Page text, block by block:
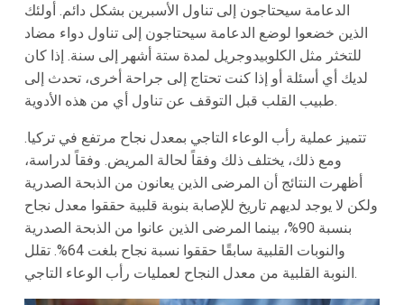
الدعامة سيحتاجون إلى تناول الأسبرين بشكل دائم. أولئك
الذين خضعوا لوضع الدعامة سيحتاجون إلى تناول دواء مضاد
للتخثر مثل الكلوبيدوجريل لمدة ستة أشهر إلى سنة. إذا كان
لديك أي أسئلة أو إذا كنت تحتاج إلى جراحة أخرى، تحدث إلى
طبيب القلب قبل التوقف عن تناول أي من هذه الأدوية.
تتميز عملية رأب الوعاء التاجي بمعدل نجاح مرتفع في تركيا.
ومع ذلك، يختلف ذلك وفقاً لحالة المريض. وفقاً لدراسة،
أظهرت النتائج أن المرضى الذين يعانون من الذبحة الصدرية
ولكن لا يوجد لديهم تاريخ للإصابة بنوبة قلبية حققوا معدل نجاح
بنسبة 90%، بينما المرضى الذين عانوا من الذبحة الصدرية
والنوبات القلبية سابقًا حققوا نسبة نجاح بلغت 64%. تقلل
النوبة القلبية من معدل النجاح لعمليات رأب الوعاء التاجي.